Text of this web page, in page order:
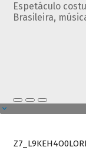
Espetáculo
Brasileira,